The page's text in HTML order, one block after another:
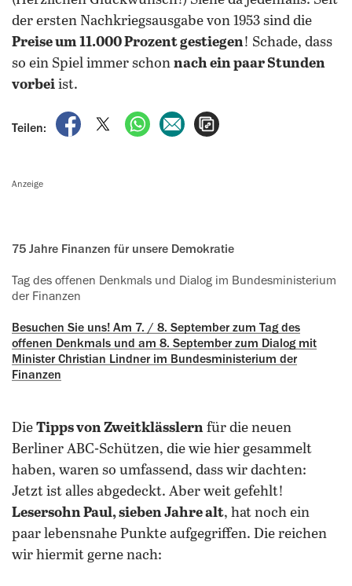
der ersten Nachkriegsausgabe von 1953 sind die
Preise um 11.000 Prozent gestiegen! Schade, dass
so ein Spiel immer schon nach ein paar Stunden
vorbei ist.
Teilen:
auf Facebook teilen
auf X teilenper WhatsApp teilen
per E-Mail teilen
Anzeige
75 Jahre Finanzen für unsere Demokratie
Tag des offenen Denkmals und Dialog im Bundesministerium
der Finanzen
Besuchen Sie uns! Am 7. / 8. September zum Tag des
offenen Denkmals und am 8. September zum Dialog mit
Minister Christian Lindner im Bundesministerium der
Finanzen
Die Tipps von Zweitklässlern für die neuen
Berliner ABC-Schützen, die wie hier gesammelt
haben, waren so umfassend, dass wir dachten:
Jetzt ist alles abgedeckt. Aber weit gefehlt!
Lesersohn Paul, sieben Jahre alt, hat noch ein
paar lebensnahe Punkte aufgegriffen. Die reichen
wir hiermit gerne nach: